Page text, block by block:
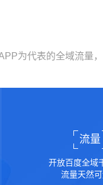
为代表的全域流量
流量
开放百度全域
流量天然